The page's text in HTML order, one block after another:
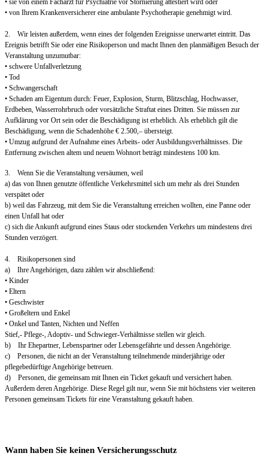
• sie von einem Facharzt für Psychiatrie vor Stornierung attestiert wird oder
• von Ihrem Krankenversicherer eine ambulante Psychotherapie genehmigt wird.
2. Wir leisten außerdem, wenn eines der folgenden Ereignisse unerwartet eintritt. Das
Ereignis betrifft Sie oder eine Risikoperson und macht Ihnen den planmäßigen Besuch der
Veranstaltung unzumutbar:
• schwere Unfallverletzung
• Tod
• Schwangerschaft
• Schaden am Eigentum durch: Feuer, Explosion, Sturm, Blitzschlag, Hochwasser,
Erdbeben, Wasserrohrbruch oder vorsätzliche Straftat eines Dritten. Sie müssen zur
Aufklärung vor Ort sein oder die Beschädigung ist erheblich. Als erheblich gilt die
Beschädigung, wenn die Schadenhöhe € 2.500,– übersteigt.
• Umzug aufgrund der Aufnahme eines Arbeits- oder Ausbildungsverhältnisses. Die
Entfernung zwischen altem und neuem Wohnort beträgt mindestens 100 km.
3. Wenn Sie die Veranstaltung versäumen, weil
a) das von Ihnen genutzte öffentliche Verkehrsmittel sich um mehr als drei Stunden
verspätet oder
b) weil das Fahrzeug, mit dem Sie die Veranstaltung erreichen wollten, eine Panne oder
einen Unfall hat oder
c) sich die Ankunft aufgrund eines Staus oder stockenden Verkehrs um mindestens drei
Stunden verzögert.
4. Risikopersonen sind
a) Ihre Angehörigen, dazu zählen wir abschließend:
• Kinder
• Eltern
• Geschwister
• Großeltern und Enkel
• Onkel und Tanten, Nichten und Neffen
Stief,- Pflege-, Adoptiv- und Schwieger-Verhältnisse stellen wir gleich.
b) Ihr Ehepartner, Lebenspartner oder Lebensgefährte und dessen Angehörige.
c) Personen, die nicht an der Veranstaltung teilnehmende minderjährige oder
pflegebedürftige Angehörige betreuen.
d) Personen, die gemeinsam mit Ihnen ein Ticket gekauft und versichert haben.
Außerdem deren Angehörige. Diese Regel gilt nur, wenn Sie mit höchstens vier weiteren
Personen gemeinsam Tickets für eine Veranstaltung gekauft haben.
Wann haben Sie keinen Versicherungsschutz